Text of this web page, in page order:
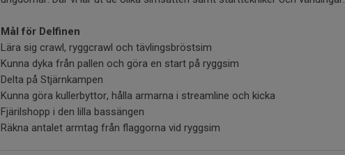
Mål för Delfinen
Lära sig crawl, ryggcrawl och tävlingsbröstsim
Kunna dyka från pallen och göra en start på ryggsim
Delta på Stjärnkampen
Kunna göra kullerbyttor, hålla armarna i streamline och kicka
Fjärilshopp i den lilla bassängen
Räkna antalet armtag från flaggorna vid ryggsim